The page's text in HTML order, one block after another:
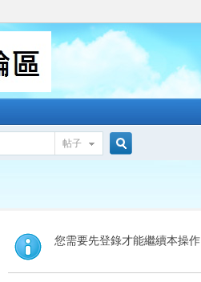
帖子
索
您需要先登錄才能繼續本操作